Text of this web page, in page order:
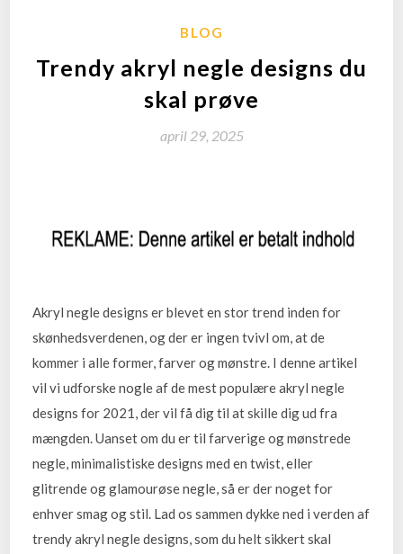
BLOG
Trendy akryl negle designs du
skal prøve
april 29, 2025
Akryl negle designs er blevet en stor trend inden for
skønhedsverdenen, og der er ingen tvivl om, at de
kommer i alle former, farver og mønstre. I denne artikel
vil vi udforske nogle af de mest populære akryl negle
designs for 2021, der vil få dig til at skille dig ud fra
mængden. Uanset om du er til farverige og mønstrede
negle, minimalistiske designs med en twist, eller
glitrende og glamourøse negle, så er der noget for
enhver smag og stil. Lad os sammen dykke ned i verden af
trendy akryl negle designs, som du helt sikkert skal